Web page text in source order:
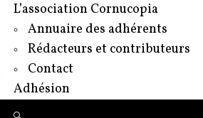
L’association Cornucopia
Annuaire des adhérents
Rédacteurs et contributeurs
Contact
Adhésion